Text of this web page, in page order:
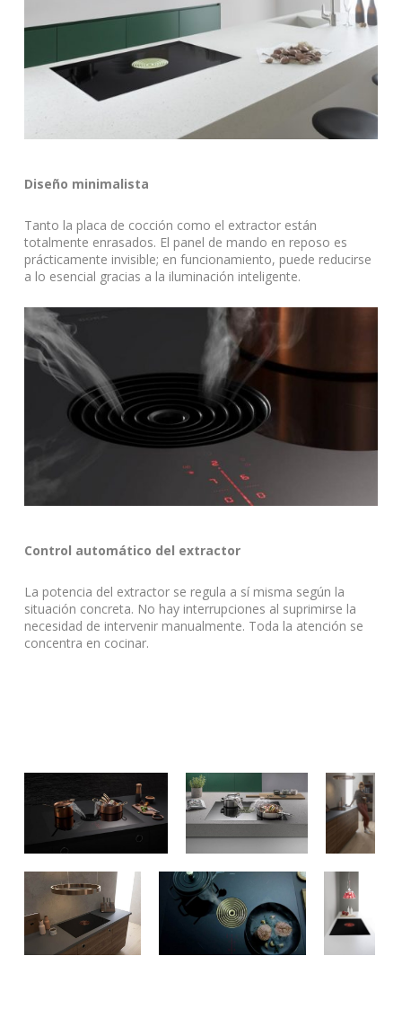
Diseño minimalista
Tanto la placa de cocción como el extractor están
totalmente enrasados. El panel de mando en reposo es
prácticamente invisible; en funcionamiento, puede reducirse
a lo esencial gracias a la iluminación inteligente.
Control automático del extractor
La potencia del extractor se regula a sí misma según la
situación concreta. No hay interrupciones al suprimirse la
necesidad de intervenir manualmente. Toda la atención se
concentra en cocinar.